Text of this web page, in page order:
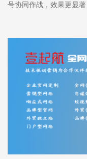
号协同作战，效果更显著